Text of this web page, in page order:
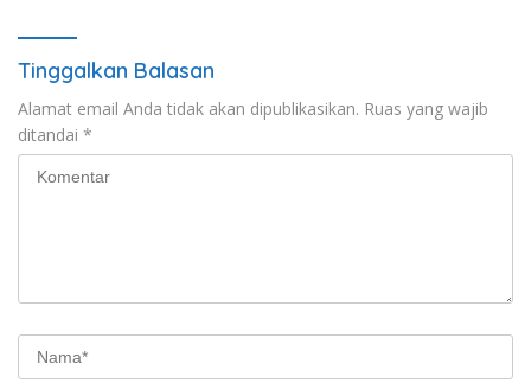
Tinggalkan Balasan
Alamat email Anda tidak akan dipublikasikan. Ruas yang wajib
ditandai *